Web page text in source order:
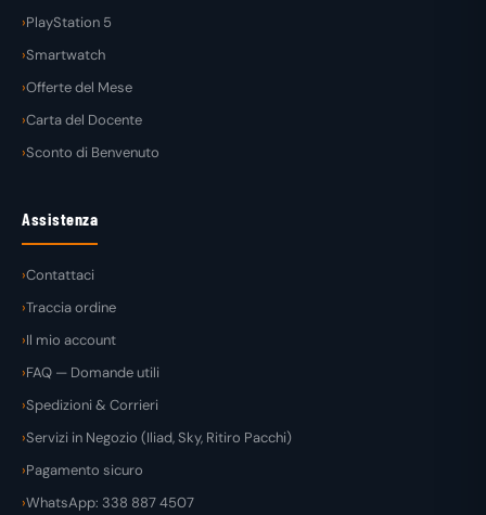
PlayStation 5
Smartwatch
Offerte del Mese
Carta del Docente
Sconto di Benvenuto
Assistenza
Contattaci
Traccia ordine
Il mio account
FAQ — Domande utili
Spedizioni & Corrieri
Servizi in Negozio (Iliad, Sky, Ritiro Pacchi)
Pagamento sicuro
WhatsApp: 338 887 4507